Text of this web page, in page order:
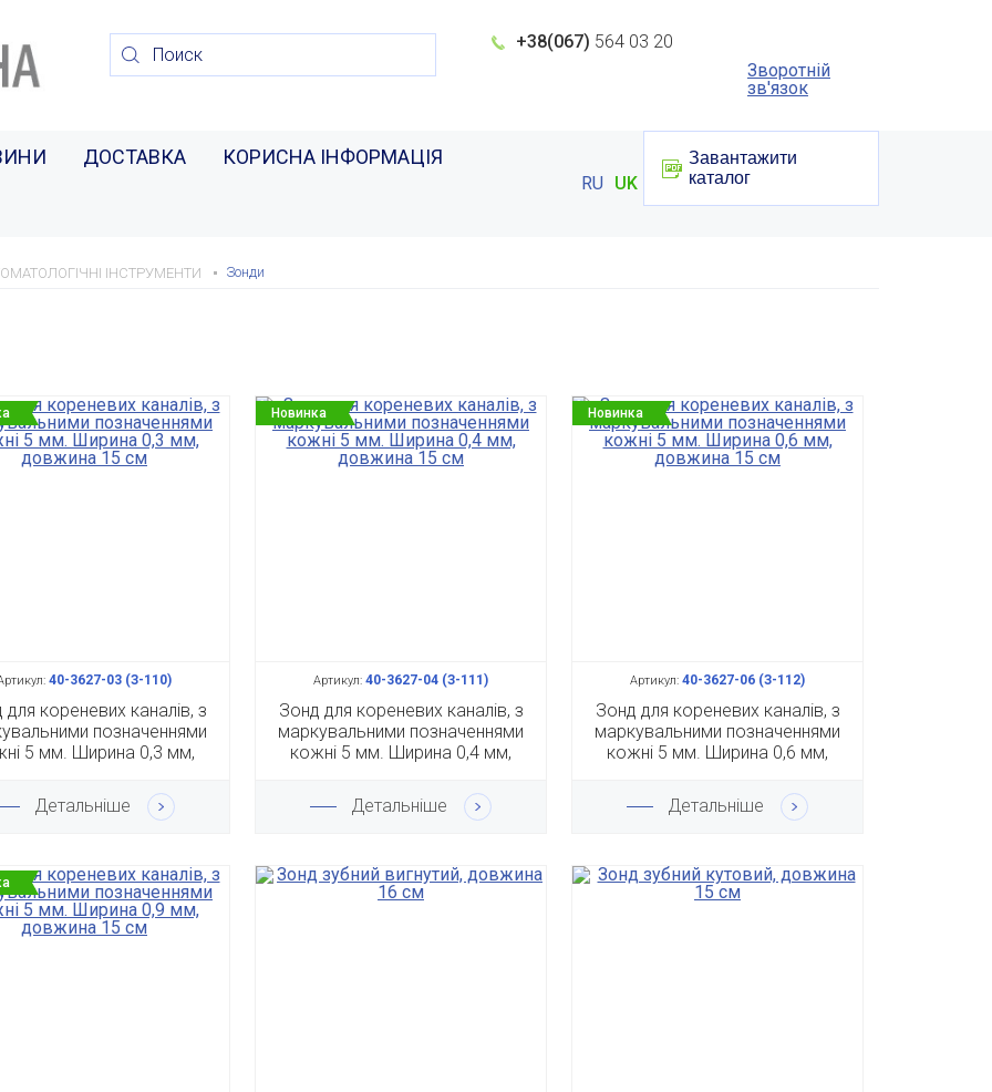
+38(067) 564 03 20
Зворотній
зв'язок
ДОСТАВКА КОРИСНА ІНФОРМАЦІЯ
RU UK
Завантажити
каталог
ІНСТРУМЕНТИ Зонди
40-3627-03 (З-110)
для кореневих каналів, з
позначеннями
5 мм. Ширина 0,3 мм,
Детальніше
Новинка
Артикул: 40-3627-04 (З-111)
Зонд для кореневих каналів, з
маркувальними позначеннями
кожні 5 мм. Ширина 0,4 мм,
Детальніше
Новинка
Артикул: 40-3627-06 (З-112)
Зонд для кореневих каналів, з
маркувальними позначеннями
кожні 5 мм. Ширина 0,6 мм,
Детальніше